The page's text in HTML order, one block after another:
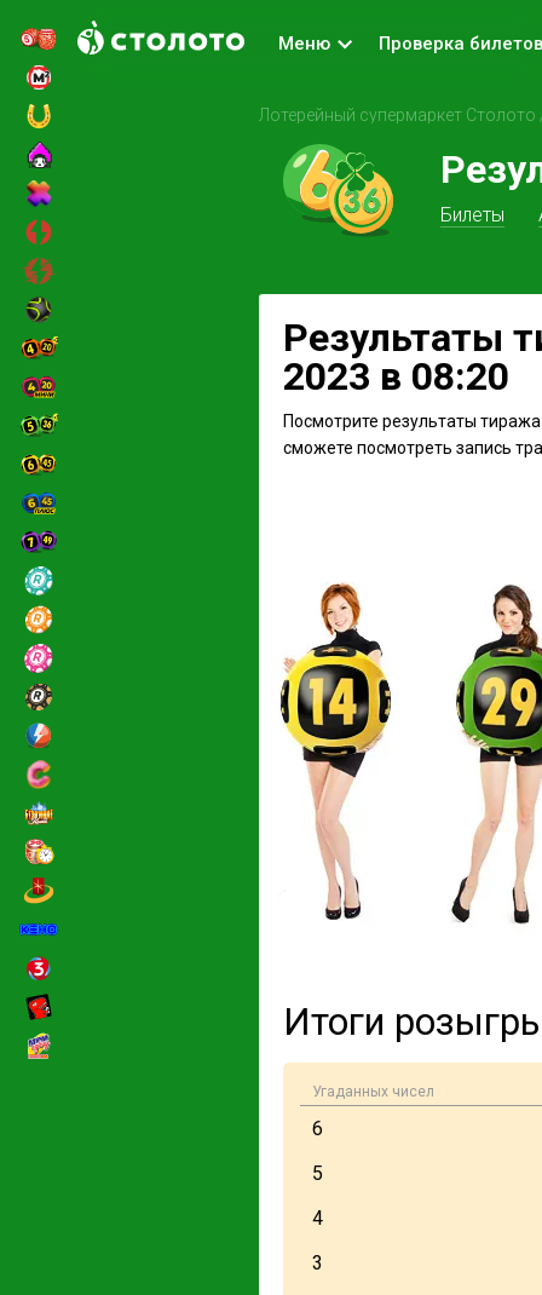
Меню Проверка билетов
Лотерейный супермаркет Столото
Билеты
Результаты
2023 в 08:20
Посмотрите результаты
сможете посмотреть запись
Итоги
Угаданных чисел
6
5
4
3